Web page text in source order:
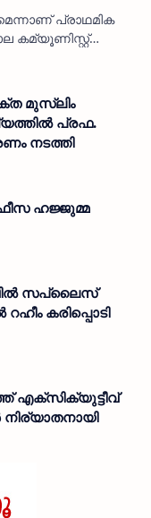
പ്രാഥമിക
കമ്യൂണിസ്റ്റ്
മുസ്ലിം
പ്രഫ.
നടത്തി
ഹജ്ജുമ്മ
സപ്ലൈസ്
കരിപ്പൊടി
എക്സിക്യുട്ടീവ്